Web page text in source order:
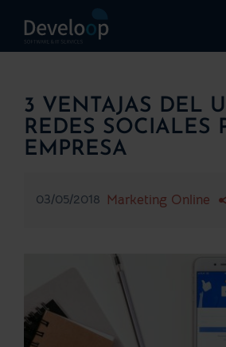
3 VENTAJAS DEL
REDES SOCIALES
EMPRESA
03/05/2018 Marketing Online
grande